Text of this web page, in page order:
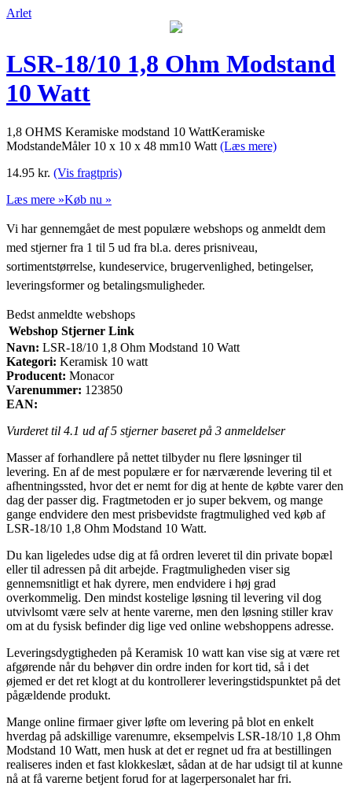
Arlet
LSR-18/10 1,8 Ohm Modstand
10 Watt
1,8 OHMS Keramiske modstand 10 WattKeramiske
ModstandeMåler 10 x 10 x 48 mm10 Watt (Læs mere)
14.95 kr. (Vis fragtpris)
Læs mere »Køb nu »
Vi har gennemgået de mest populære webshops og anmeldt dem
med stjerner fra 1 til 5 ud fra bl.a. deres prisniveau,
sortimentstørrelse, kundeservice, brugervenlighed, betingelser,
leveringsformer og betalingsmuligheder.
Bedst anmeldte webshops
Webshop Stjerner Link
Navn: LSR-18/10 1,8 Ohm Modstand 10 Watt
Kategori: Keramisk 10 watt
Producent: Monacor
Varenummer: 123850
EAN:
Vurderet til 4.1 ud af 5 stjerner baseret på 3 anmeldelser
Masser af forhandlere på nettet tilbyder nu flere løsninger til
levering. En af de mest populære er for nærværende levering til et
afhentningssted, hvor det er nemt for dig at hente de købte varer den
dag der passer dig. Fragtmetoden er jo super bekvem, og mange
gange endvidere den mest prisbevidste fragtmulighed ved køb af
LSR-18/10 1,8 Ohm Modstand 10 Watt.
Du kan ligeledes udse dig at få ordren leveret til din private bopæl
eller til adressen på dit arbejde. Fragtmuligheden viser sig
gennemsnitligt et hak dyrere, men endvidere i høj grad
overkommelig. Den mindst kostelige løsning til levering vil dog
utvivlsomt være selv at hente varerne, men den løsning stiller krav
om at du fysisk befinder dig lige ved online webshoppens adresse.
Leveringsdygtigheden på Keramisk 10 watt kan vise sig at være ret
afgørende når du behøver din ordre inden for kort tid, så i det
øjemed er det ret klogt at du kontrollerer leveringstidspunktet på det
pågældende produkt.
Mange online firmaer giver løfte om levering på blot en enkelt
hverdag på adskillige varenumre, eksempelvis LSR-18/10 1,8 Ohm
Modstand 10 Watt, men husk at det er regnet ud fra at bestillingen
realiseres inden et fast klokkeslæt, sådan at de har udsigt til at kunne
nå at få varerne betjent forud for at lagerpersonalet har fri.